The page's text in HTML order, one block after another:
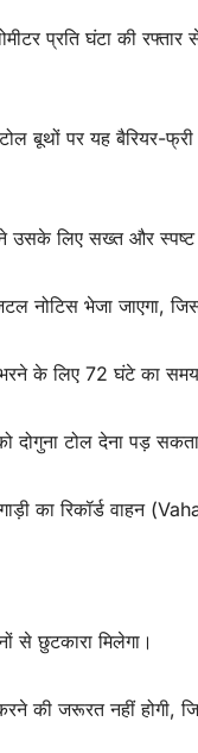
प्रति घंटा की
पर यह बैरियर-फ्री
उसके लिए सख्त और स्पष्ट
भेजा जाएगा, जिसमें
के लिए 72 घंटे का समय
दोगुना टोल देना पड़
का रिकॉर्ड वाहन
से छुटकारा मिलेगा।
की जरूरत नहीं होगी,